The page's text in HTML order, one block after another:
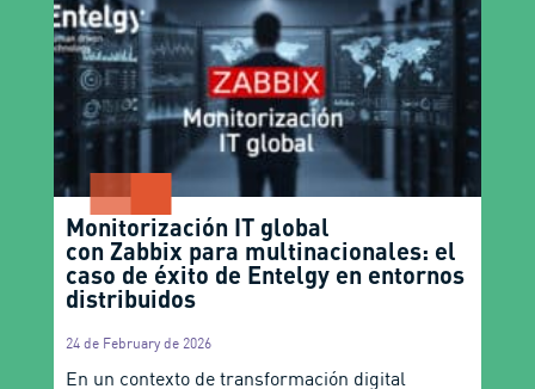
Monitorización IT global
con Zabbix para multinacionales: el
caso de éxito de Entelgy en entornos
distribuidos
24 de February de 2026
En un contexto de transformación digital